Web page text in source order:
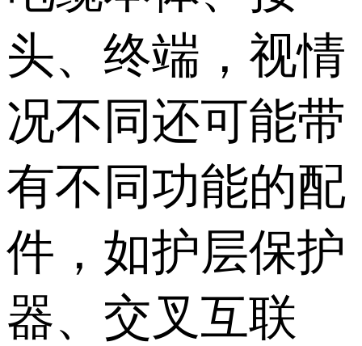
头、终端，视情
况不同还可能带
有不同功能的配
件，如护层保护
器、交叉互联